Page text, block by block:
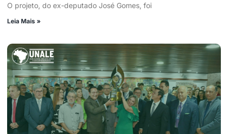
O projeto, do ex-deputado José Gomes, foi
Leia Mais »